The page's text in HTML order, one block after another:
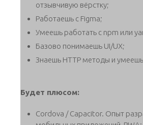
отзывчивую вёрстку;
Работаешь с Figma;
Умеешь работать с npm или
Базово понимаешь UI/UX;
Знаешь HTTP методы и
Будет плюсом:
Cordova / Capaсitor. Опыт